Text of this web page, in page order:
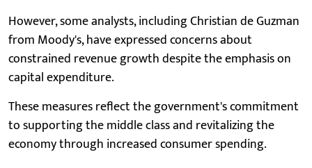
However, some analysts, including Christian de Guzman
from Moody's, have expressed concerns about
constrained revenue growth despite the emphasis on
capital expenditure.
These measures reflect the government's commitment
to supporting the middle class and revitalizing the
economy through increased consumer spending.